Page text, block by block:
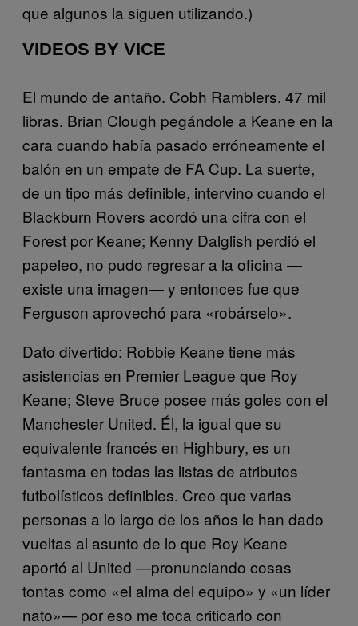
que algunos la siguen utilizando.)
VIDEOS BY VICE
El mundo de antaño. Cobh Ramblers. 47 mil
libras. Brian Clough pegándole a Keane en la
cara cuando había pasado erróneamente el
balón en un empate de FA Cup. La suerte,
de un tipo más definible, intervino cuando el
Blackburn Rovers acordó una cifra con el
Forest por Keane; Kenny Dalglish perdió el
papeleo, no pudo regresar a la oficina —
existe una imagen— y entonces fue que
Ferguson aprovechó para «robárselo».
Dato divertido: Robbie Keane tiene más
asistencias en Premier League que Roy
Keane; Steve Bruce posee más goles con el
Manchester United. Él, la igual que su
equivalente francés en Highbury, es un
fantasma en todas las listas de atributos
futbolísticos definibles. Creo que varias
personas a lo largo de los años le han dado
vueltas al asunto de lo que Roy Keane
aportó al United —pronunciando cosas
tontas como «el alma del equipo» y «un líder
nato»— por eso me toca criticarlo con